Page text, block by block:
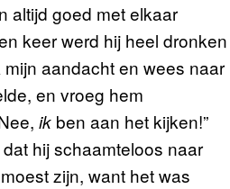
altijd goed met elkaar
keer werd hij heel dronken
aandacht en wees naar
en vroeg hem
ik ben aan het kijken!”
hij schaamteloos naar
zijn, want het was